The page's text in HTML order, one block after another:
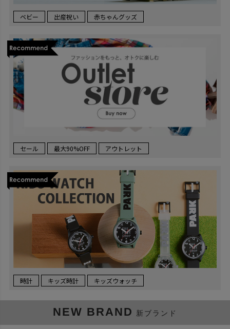
ベビー 出産祝い 赤ちゃんグッズ
セール 最大90%OFF アウトレット
時計 キッズ時計 キッズウォッチ
NEW BRAND 新ブランド